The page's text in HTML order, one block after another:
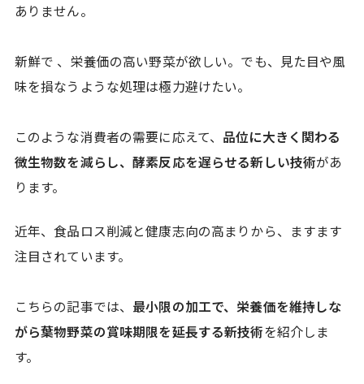
ありません。
新鮮で 、栄養価の高い野菜が欲しい。でも、見た目や風
味を損なうような処理は極力避けたい。
このような消費者の需要に応えて、 品位に大きく関わる
微生物数を減らし、酵素反応を遅らせる新しい技術があ
ります。
近年、食品ロス削減と健康志向の高まりから、ますます
注目されています。
こちらの記事では、 最小限の加工で、栄養価を維持しな
がら葉物野菜の賞味期限を延長する新技術を紹介しま
す。